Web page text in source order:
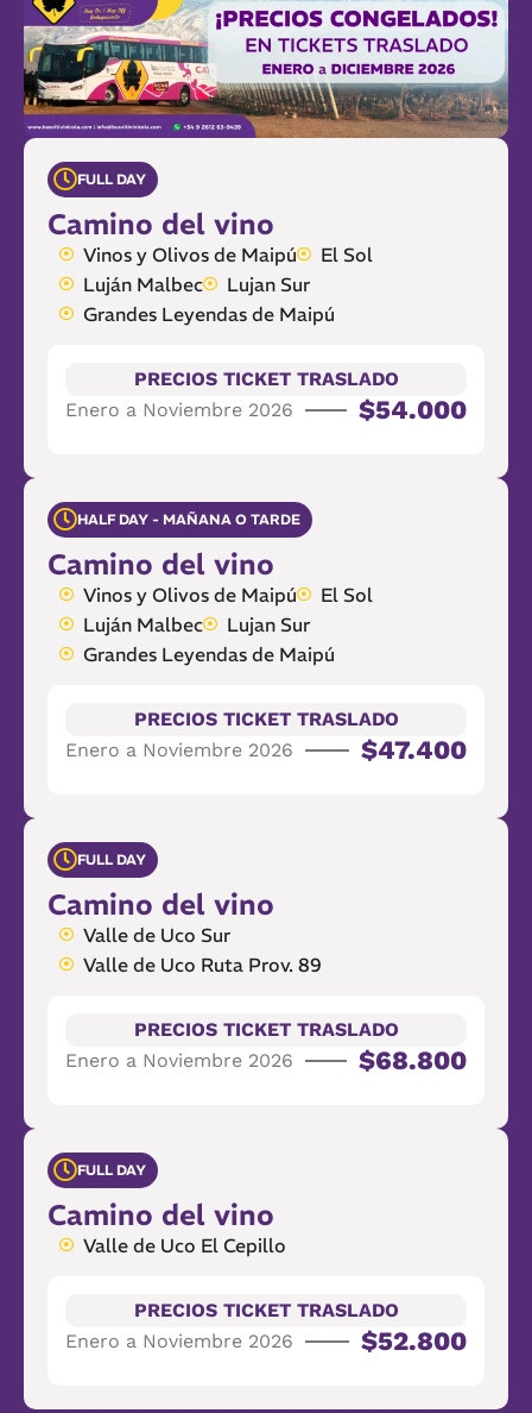
FULL DAY
Camino del vino
Vinos y Olivos de Maipú
El Sol
Luján Malbec
Lujan Sur
Grandes Leyendas de Maipú
PRECIOS TICKET TRASLADO
Enero a Noviembre 2026
$54.000
HALF DAY - MAÑANA O TARDE
Camino del vino
Vinos y Olivos de Maipú
El Sol
Luján Malbec
Lujan Sur
Grandes Leyendas de Maipú
PRECIOS TICKET TRASLADO
Enero a Noviembre 2026
$47.400
FULL DAY
Camino del vino
Valle de Uco Sur
Valle de Uco Ruta Prov. 89
PRECIOS TICKET TRASLADO
Enero a Noviembre 2026
$68.800
FULL DAY
Camino del vino
Valle de Uco El Cepillo
PRECIOS TICKET TRASLADO
Enero a Noviembre 2026
$52.800